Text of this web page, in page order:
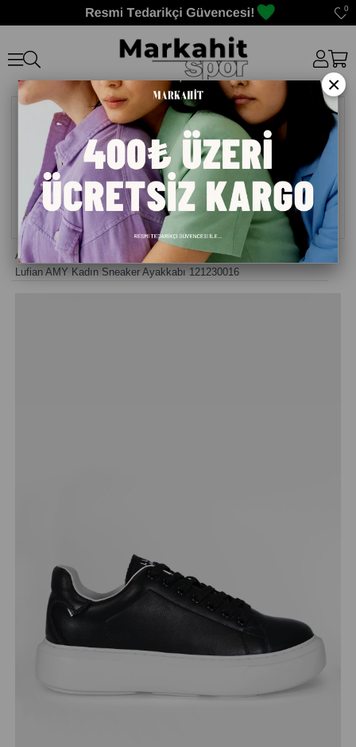
0
Anasayfa> Kadın Sneaker Günlük Ayakkabı>
Lufian AMY Kadın Sneaker Ayakkabı 121230016
×